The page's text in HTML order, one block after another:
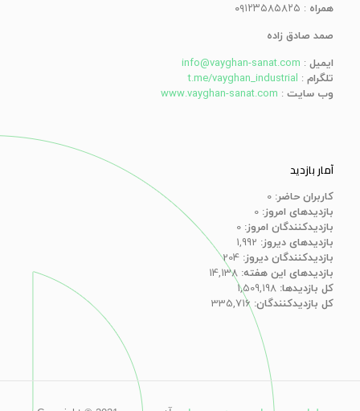
همراه : ۰۹۱۲۳۵۸۵۸۲۵
صمد صادق زاده
ایمیل :
info@vayghan-sanat.com
تلگرام :
t.me/vayghan_industrial
وب سایت :
www.vayghan-sanat.com
آمار بازدید
کاربران حاضر: 0
بازدیدهای امروز: 0
بازدیدکنندگان امروز: 0
بازدیدهای دیروز: 1,992
بازدیدکنندگان دیروز: 204
بازدیدهای این هفته: 14,138
کل بازدیدها: 1,509,198
کل بازدیدکنند‌گان: 335,716